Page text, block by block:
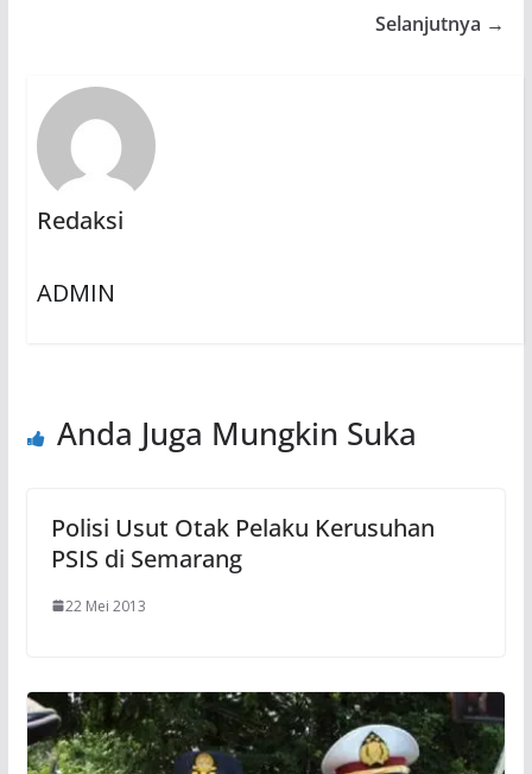
Selanjutnya →
Redaksi
ADMIN
Anda Juga Mungkin Suka
Polisi Usut Otak Pelaku Kerusuhan
PSIS di Semarang
22 Mei 2013